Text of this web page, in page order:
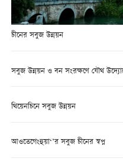
চীনের সবুজ উন্নয়ন
সবুজ উন্নয়ন ও বন সংরক্ষণে যৌথ
থিয়েনচিনে সবুজ উন্নয়ন
আওতেগেংহুয়া‘’র সবুজ চীনের স্বপ্ন